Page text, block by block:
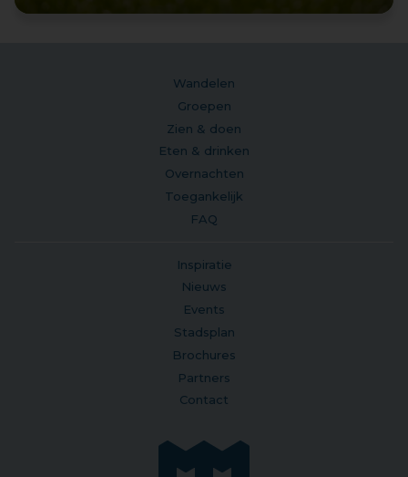
Wandelen
Groepen
Zien & doen
Eten & drinken
Overnachten
Toegankelijk
FAQ
Inspiratie
Nieuws
Events
Stadsplan
Brochures
Partners
Contact